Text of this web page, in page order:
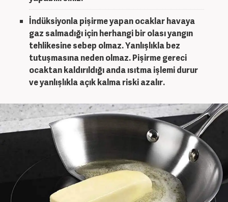
İndüksiyonla pişirmeyapan ocaklar havaya
gaz salmadığı için herhangi bir olası yangın
tehlikesine sebep olmaz. Yanlışlıkla bez
tutuşmasına neden olmaz. Pişirme gereci
ocaktan kaldırıldığı anda ısıtma işlemi durur
ve yanlışlıkla açık kalma riski azalır.